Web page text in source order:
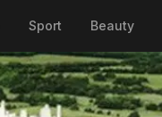
Sport Beauty